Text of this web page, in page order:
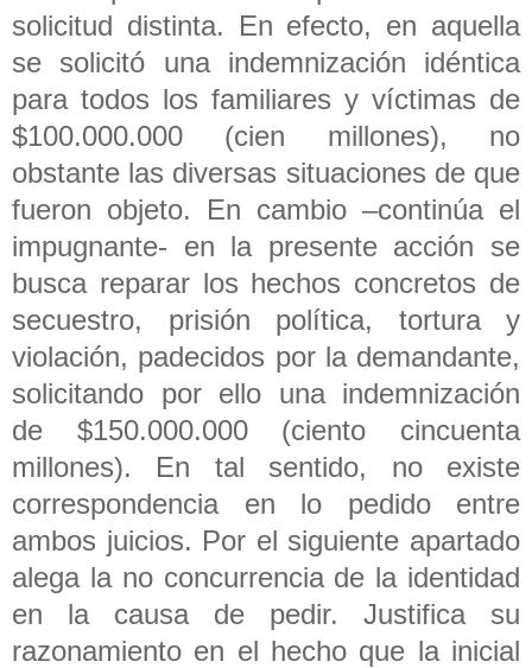
solicitud distinta. En efecto, en aquella
se solicitó una indemnización idéntica
para todos los familiares y víctimas de
$100.000.000 (cien millones), no
obstante las diversas situaciones de que
fueron objeto. En cambio –continúa el
impugnante- en la presente acción se
busca reparar los hechos concretos de
secuestro, prisión política, tortura y
violación, padecidos por la demandante,
solicitando por ello una indemnización
de $150.000.000 (ciento cincuenta
millones). En tal sentido, no existe
correspondencia en lo pedido entre
ambos juicios. Por el siguiente apartado
alega la no concurrencia de la identidad
en la causa de pedir. Justifica su
razonamiento en el hecho que la inicial